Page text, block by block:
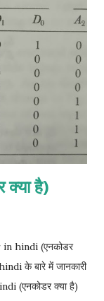
को दर्शाते हैं।
Full- Adder तीन
आउटपुट SUM
इनपुट हैं और C और S
Half-Subtractor
है)
hindi (एनकोडर
के बारे में जानकारी
(एनकोडर क्या है)